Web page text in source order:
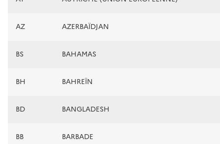
AZ AZERBAÏDJAN
BS BAHAMAS
BH BAHREÏN
BD BANGLADESH
BB BARBADE